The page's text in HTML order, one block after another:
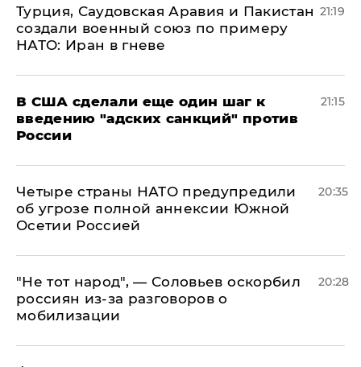
Турция, Саудовская Аравия и Пакистан
создали военный союз по примеру
НАТО: Иран в гневе
21:19
В США сделали еще один шаг к
введению "адских санкций" против
России
21:15
Четыре страны НАТО предупредили
об угрозе полной аннексии Южной
Осетии Россией
20:35
​"Не тот народ", — Соловьев оскорбил
россиян из-за разговоров о
мобилизации
20:28